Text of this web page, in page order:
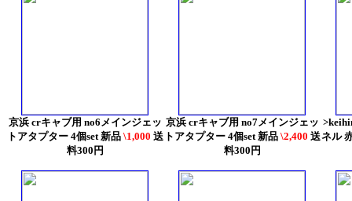
京浜 crキャブ用 no6メインジェッ
トアタプター 4個set 新品 \1,000 送
料300円
京浜 crキャブ用 no7メインジェッ
トアタプター 4個set 新品 \2,400 送
料300円
ネル